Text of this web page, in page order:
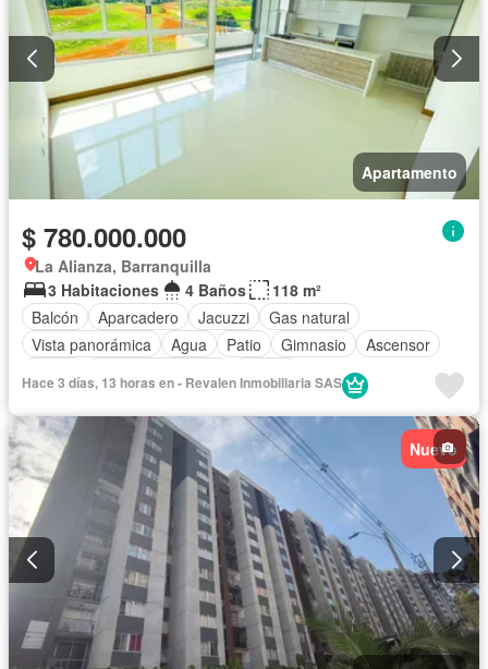
Apartamento
$ 780.000.000
La Alianza, Barranquilla
3 Habitaciones
4 Baños
118 m²
Balcón
Aparcadero Jacuzzi
Gas natural
Vista panorámica
Agua Patio Gimnasio
Ascensor
Hace 3 días, 13 horas en - Revalen Inmobiliaria SAS
Nuevo